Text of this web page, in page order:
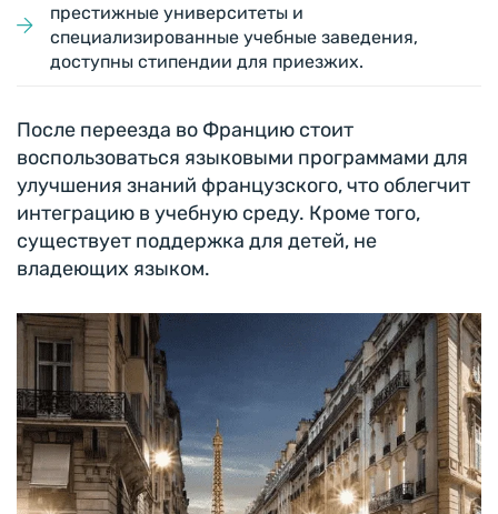
престижные университеты и
специализированные учебные заведения,
доступны стипендии для приезжих.
После переезда во Францию стоит
воспользоваться языковыми программами для
улучшения знаний французского, что облегчит
интеграцию в учебную среду. Кроме того,
существует поддержка для детей, не
владеющих языком.